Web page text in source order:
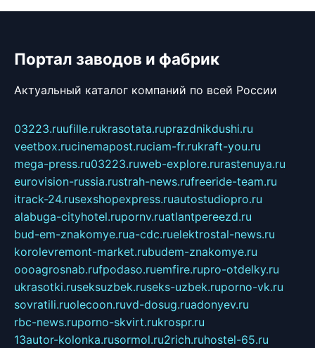
Портал заводов и фабрик
Актуальный каталог компаний по всей России
03223.ruufille.rukrasotata.ruprazdnikdushi.ru
veetbox.rucinemapost.ruciam-fr.rukraft-you.ru
mega-press.ru03223.ruweb-explore.rurastenuya.ru
eurovision-russia.rustrah-news.rufreeride-team.ru
itrack-24.rusexshopexpress.ruautostudiopro.ru
alabuga-cityhotel.rupornv.ruatlantpereezd.ru
bud-em-znakomye.rua-cdc.ruelektrostal-news.ru
korolevremont-market.rubudem-znakomye.ru
oooagrosnab.rufpodaso.ruemfire.rupro-otdelky.ru
ukrasotki.ruseksuzbek.ruseks-uzbek.ruporno-vk.ru
sovratili.ruolecoon.ruvd-dosug.ruadonyev.ru
rbc-news.ruporno-skvirt.rukrospr.ru
13autor-kolonka.rusormol.ru2rich.ruhostel-65.ru